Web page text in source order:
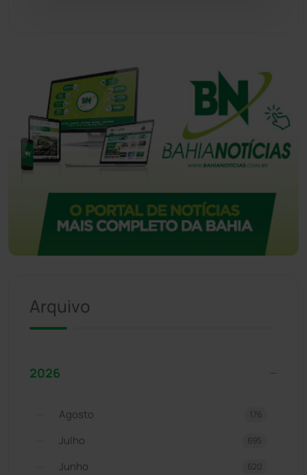
Arquivo
2026
Agosto 176
Julho 695
Junho 620